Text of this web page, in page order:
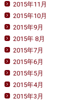
2015年11月
2015年10月
2015年9月
2015年 8月
2015年7月
2015年6月
2015年5月
2015年4月
2015年3月